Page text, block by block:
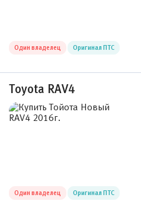
Один владелец Оригинал ПТС
Toyota RAV4
Один владелец Оригинал ПТС